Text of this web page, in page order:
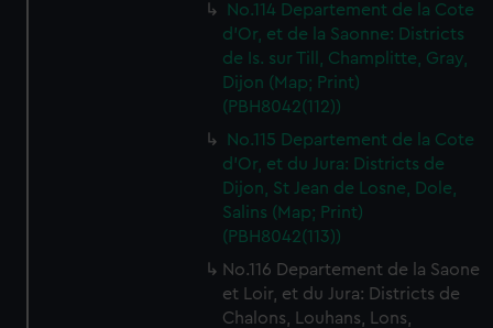
No.114 Departement de la Cote
d'Or, et de la Saonne: Districts
de Is. sur Till, Champlitte, Gray,
Dijon (Map; Print)
(PBH8042(112))
No.115 Departement de la Cote
d'Or, et du Jura: Districts de
Dijon, St Jean de Losne, Dole,
Salins (Map; Print)
(PBH8042(113))
No.116 Departement de la Saone
et Loir, et du Jura: Districts de
Chalons, Louhans, Lons,